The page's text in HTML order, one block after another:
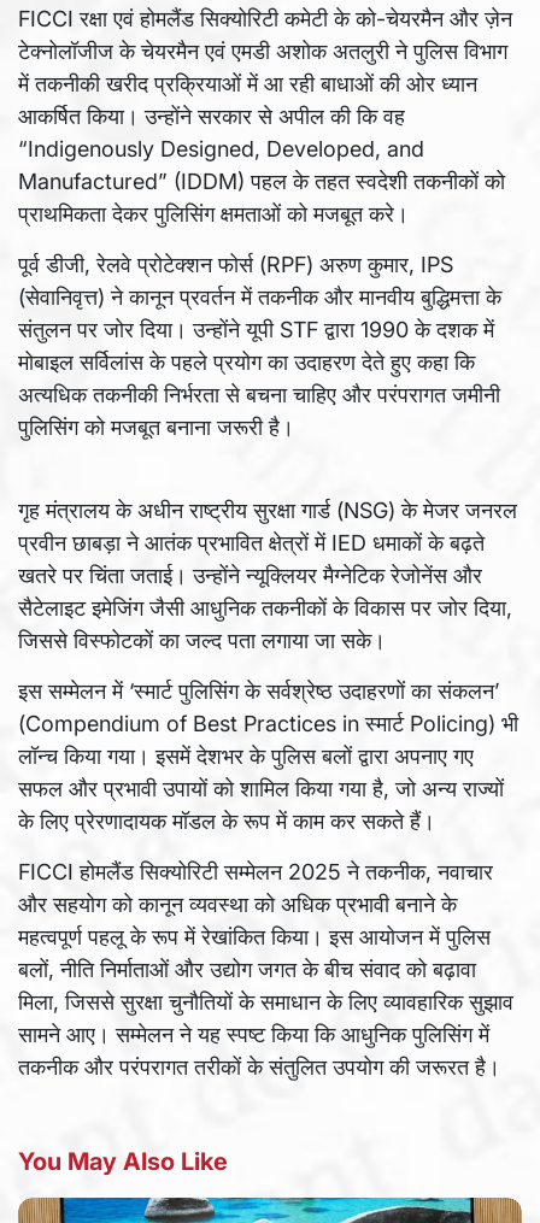
FICCI रक्षा एवं होमलैंड सिक्योरिटी कमेटी के को-चेयरमैन और ज़ेन
टेक्नोलॉजीज के चेयरमैन एवं एमडी अशोक अतलुरी ने पुलिस विभाग
में तकनीकी खरीद प्रक्रियाओं में आ रही बाधाओं की ओर ध्यान
आकर्षित किया। उन्होंने सरकार से अपील की कि वह
“Indigenously Designed, Developed, and
Manufactured” (IDDM) पहल के तहत स्वदेशी तकनीकों को
प्राथमिकता देकर पुलिसिंग क्षमताओं को मजबूत करे।
पूर्व डीजी, रेलवे प्रोटेक्शन फोर्स (RPF) अरुण कुमार, IPS
(सेवानिवृत्त) ने कानून प्रवर्तन में तकनीक और मानवीय बुद्धिमत्ता के
संतुलन पर जोर दिया। उन्होंने यूपी STF द्वारा 1990 के दशक में
मोबाइल सर्विलांस के पहले प्रयोग का उदाहरण देते हुए कहा कि
अत्यधिक तकनीकी निर्भरता से बचना चाहिए और परंपरागत जमीनी
पुलिसिंग को मजबूत बनाना जरूरी है।
गृह मंत्रालय के अधीन राष्ट्रीय सुरक्षा गार्ड (NSG) के मेजर जनरल
प्रवीन छाबड़ा ने आतंक प्रभावित क्षेत्रों में IED धमाकों के बढ़ते
खतरे पर चिंता जताई। उन्होंने न्यूक्लियर मैग्नेटिक रेजोनेंस और
सैटेलाइट इमेजिंग जैसी आधुनिक तकनीकों के विकास पर जोर दिया,
जिससे विस्फोटकों का जल्द पता लगाया जा सके।
इस सम्मेलन में ‘स्मार्ट पुलिसिंग के सर्वश्रेष्ठ उदाहरणों का संकलन’
(Compendium of Best Practices in स्मार्ट Policing) भी
लॉन्च किया गया। इसमें देशभर के पुलिस बलों द्वारा अपनाए गए
सफल और प्रभावी उपायों को शामिल किया गया है, जो अन्य राज्यों
के लिए प्रेरणादायक मॉडल के रूप में काम कर सकते हैं।
FICCI होमलैंड सिक्योरिटी सम्मेलन 2025 ने तकनीक, नवाचार
और सहयोग को कानून व्यवस्था को अधिक प्रभावी बनाने के
महत्वपूर्ण पहलू के रूप में रेखांकित किया। इस आयोजन में पुलिस
बलों, नीति निर्माताओं और उद्योग जगत के बीच संवाद को बढ़ावा
मिला, जिससे सुरक्षा चुनौतियों के समाधान के लिए व्यावहारिक सुझाव
सामने आए। सम्मेलन ने यह स्पष्ट किया कि आधुनिक पुलिसिंग में
तकनीक और परंपरागत तरीकों के संतुलित उपयोग की जरूरत है।
You May Also Like